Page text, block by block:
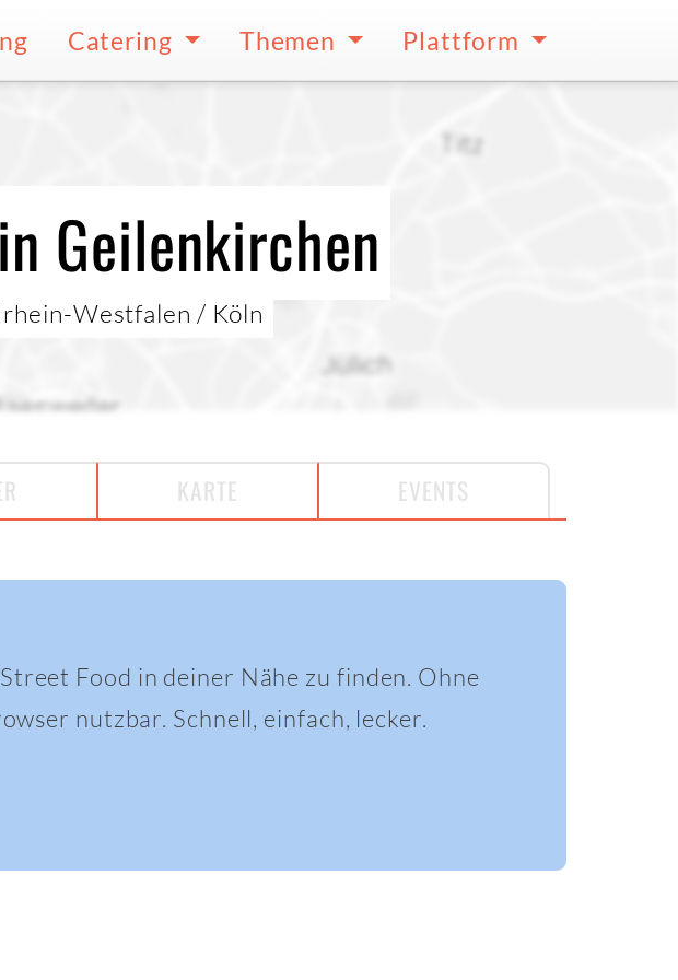
Catering Themen Plattform
Geilenkirchen
Westfalen / Köln
KARTE EVENTS
Food in deiner Nähe zu finden. Ohne
nutzbar. Schnell, einfach, lecker.